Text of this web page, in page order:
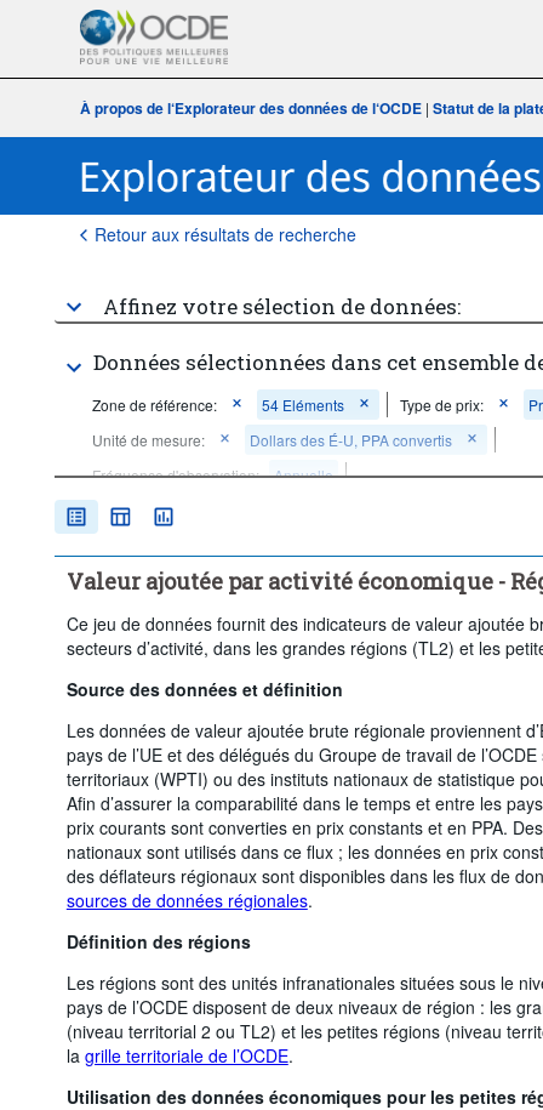
À propos de l‘Explorateur des données de l‘OCDE | Statut de la
Retour aux résultats de recherche
Affinez votre sélection de données:
Données sélectionnées dans cet ensemble
Zone de référence: 54 Eléments Type de prix:
Unité de mesure:
Dollars des É-U, PPA convertis
Fréquence d'observation:
Annuelle
Période temporelle:
Valeur ajoutée par activité économique -
Ce jeu de données fournit des indicateurs de valeur ajoutée
secteurs d’activité, dans les grandes régions (TL2) et les
Source des données et définition
Les données de valeur ajoutée brute régionale proviennent
pays de l’UE et des délégués du Groupe de travail de
territoriaux (WPTI) ou des instituts nationaux de statistique
Afin d’assurer la comparabilité dans le temps et entre les
prix courants sont converties en prix constants et en PPA.
nationaux sont utilisés dans ce flux ; les données en prix
des déflateurs régionaux sont disponibles dans les flux de
sources de données régionales.
Définition des régions
Les régions sont des unités infranationales situées sous le
pays de l’OCDE disposent de deux niveaux de région : les
(niveau territorial 2 ou TL2) et les petites régions (niveau
la grille territoriale de l’OCDE.
Utilisation des données économiques pour les petites